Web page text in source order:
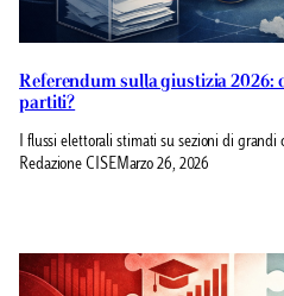
Referendum sulla giustizia 2026:
partiti?
I flussi elettorali stimati su sezioni di
Redazione CISEMarzo 26, 2026